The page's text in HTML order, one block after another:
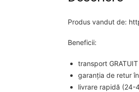
Produs vandut de:
Beneficii:
transport
garanția de retur
livrare rapidă (24-